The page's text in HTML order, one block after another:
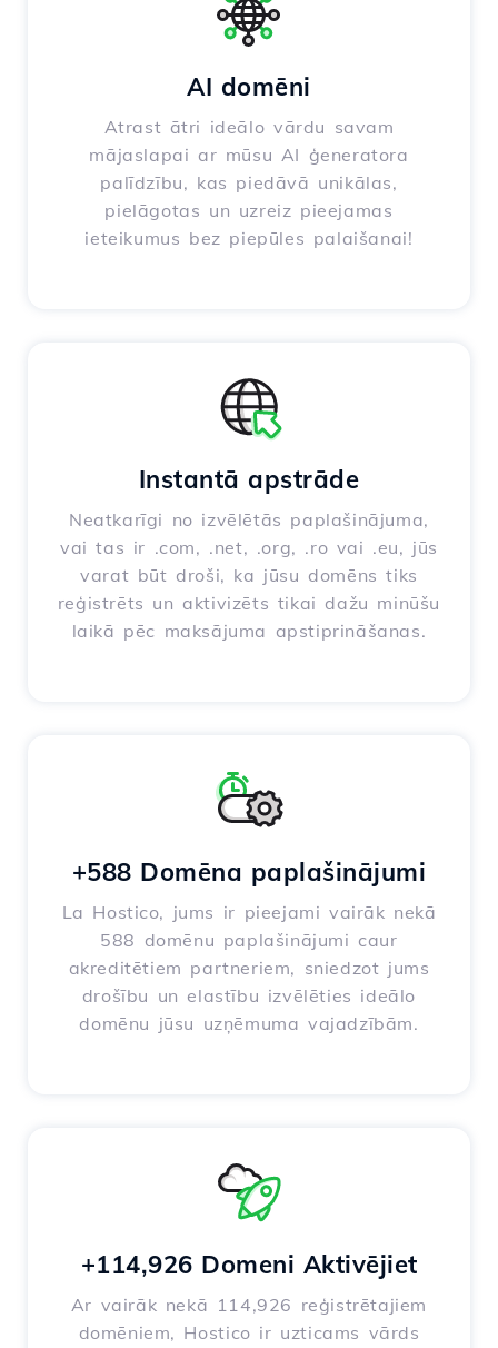
AI domēni
Atrast ātri ideālo vārdu savam
mājaslapai ar mūsu AI ģeneratora
palīdzību, kas piedāvā unikālas,
pielāgotas un uzreiz pieejamas
ieteikumus bez piepūles palaišanai!
Instantā apstrāde
Neatkarīgi no izvēlētās paplašinājuma,
vai tas ir .com, .net, .org, .ro vai .eu, jūs
varat būt droši, ka jūsu domēns tiks
reģistrēts un aktivizēts tikai dažu minūšu
laikā pēc maksājuma apstiprināšanas.
+588 Domēna paplašinājumi
La Hostico, jums ir pieejami vairāk nekā
588 domēnu paplašinājumi caur
akreditētiem partneriem, sniedzot jums
drošību un elastību izvēlēties ideālo
domēnu jūsu uzņēmuma vajadzībām.
+114,926 Domeni Aktivējiet
Ar vairāk nekā 114,926 reģistrētajiem
domēniem, Hostico ir uzticams vārds